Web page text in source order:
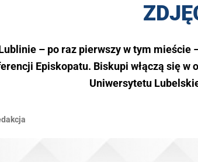
– po raz pierwszy w tym mieście
Episkopatu. Biskupi włączą się
Uniwersytetu